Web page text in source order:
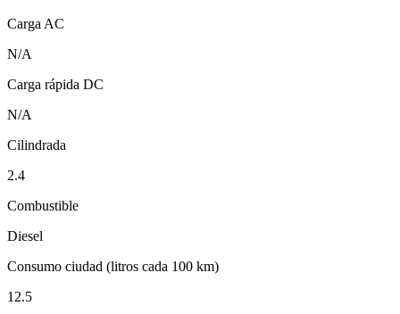
Carga AC
N/A
Carga rápida DC
N/A
Cilindrada
2.4
Combustible
Diesel
Consumo ciudad (litros cada 100 km)
12.5